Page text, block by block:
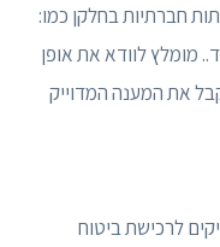
חברתיות בחלקן כמו:
מומלץ לוודא את אופן
את המענה המדוייק
לרכישת ביטוח